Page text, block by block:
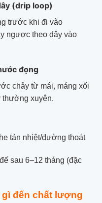
(drip loop)
trước khi đi vào
ngược theo dây vào
đọng
chảy từ mái, máng xối
thường xuyên.
tản nhiệt/đường thoát
sau 6–12 tháng (đặc
gì đến chất lượng